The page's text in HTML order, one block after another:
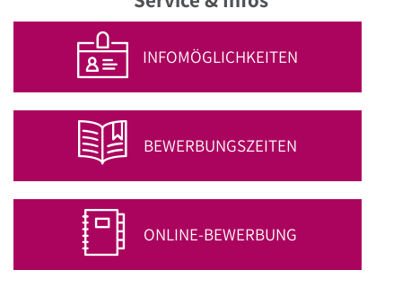
INFOMÖGLICHKEITEN
BEWERBUNGSZEITEN
ONLINE-BEWERBUNG